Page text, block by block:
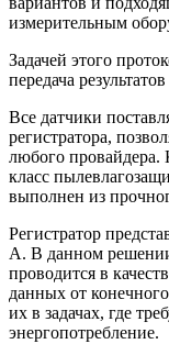
измерительным
Задачей этого
передача
Все датчики
регистратора,
любого провайдера.
класс
выполнен из
Регистратор
А. В данном
проводится в
данных от конечного
их в задачах, где
энергопотребление.